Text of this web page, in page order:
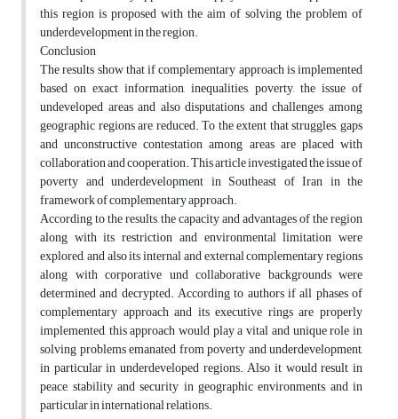
this region is proposed with the aim of solving the problem of
underdevelopment in the region.
Conclusion
The results show that if complementary approach is implemented
based on exact information, inequalities, poverty, the issue of
undeveloped areas and also disputations and challenges among
geographic regions are reduced. To the extent that struggles, gaps
and unconstructive contestation among areas are placed with
collaboration and cooperation. This article investigated the issue of
poverty and underdevelopment in Southeast of Iran in the
framework of complementary approach.
According to the results, the capacity and advantages of the region
along with its restriction and environmental limitation were
explored, and also its internal and external complementary regions
along with corporative und collaborative backgrounds were
determined and decrypted. According to authors if all phases of
complementary approach and its executive rings are properly
implemented, this approach would play a vital and unique role in
solving problems emanated from poverty and underdevelopment,
in particular in underdeveloped regions. Also it would result in
peace, stability and security in geographic environments, and in
particular in international relations.